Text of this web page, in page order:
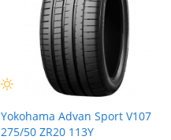
Yokohama Advan Sport V107
275/50 ZR20 113Y